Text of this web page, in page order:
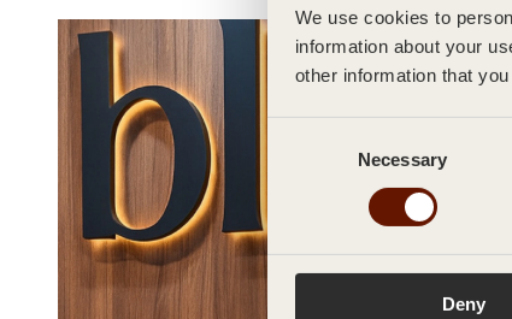
We use cookies to
information about your
other information that
Necessary
Deny